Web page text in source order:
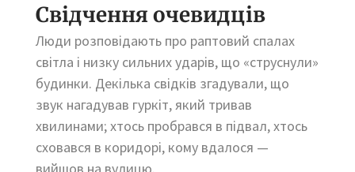
Свідчення очевидців
Люди розповідають про раптовий спалах
світла і низку сильних ударів, що «струснули»
будинки. Декілька свідків згадували, що
звук нагадував гуркіт, який тривав
хвилинами; хтось пробрався в підвал, хтось
сховався в коридорі, кому вдалося —
вийшов на вулицю.